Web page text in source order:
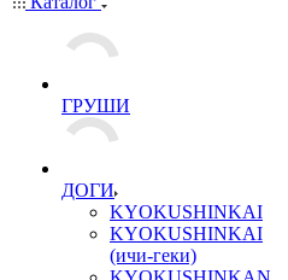
ГРУШИ
ДОГИ
KYOKUSHINKAI
KYOKUSHINKAI
(ичи-геки)